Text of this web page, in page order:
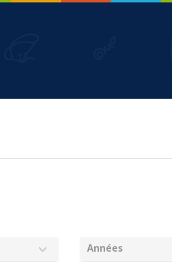
navigation
Années